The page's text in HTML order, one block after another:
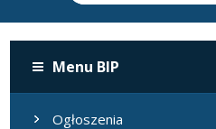
Menu BIP
Ogłoszenia